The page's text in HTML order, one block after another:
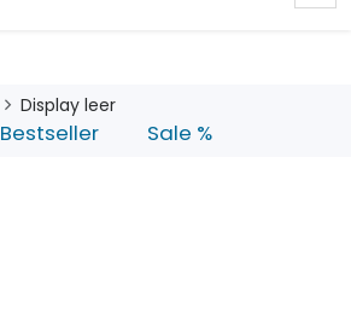
Display leer
Bestseller Sale %